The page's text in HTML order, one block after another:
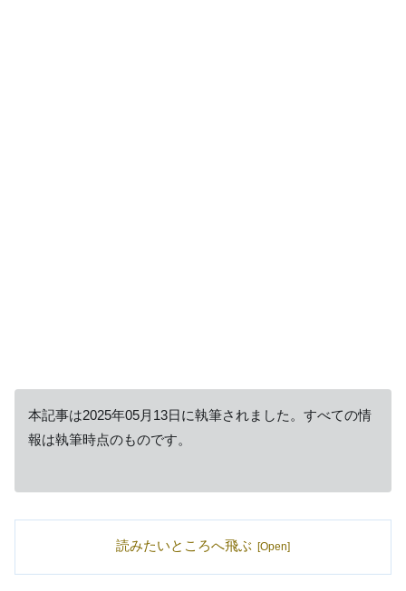
本記事は2025年05月13日に執筆されました。すべての情
報は執筆時点のものです。
読みたいところへ飛ぶ